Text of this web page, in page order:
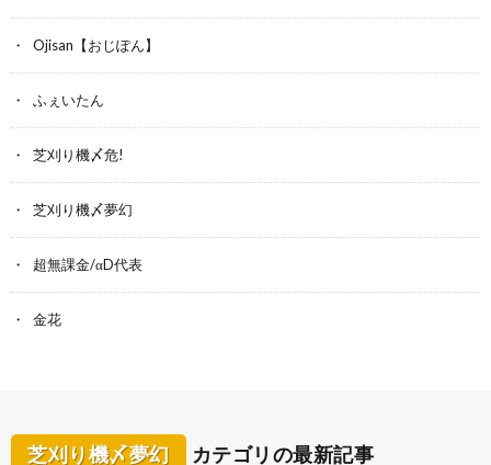
Ojisan【おじぽん】
ふぇいたん
芝刈り機〆危!
芝刈り機〆夢幻
超無課金/αD代表
金花
芝刈り機〆夢幻 カテゴリの最新記事